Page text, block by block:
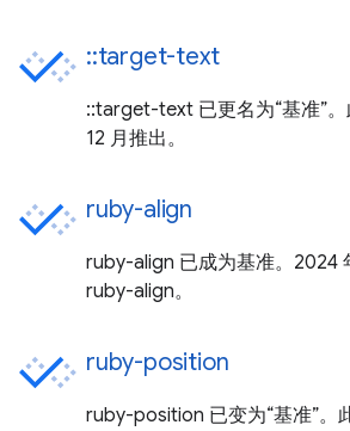
::target-text
::target-text 已更名为“基准”
12 月推出。
ruby-align
ruby-align 已成为基准。2024
ruby-align。
ruby-position
ruby-position 已变为“基准”。